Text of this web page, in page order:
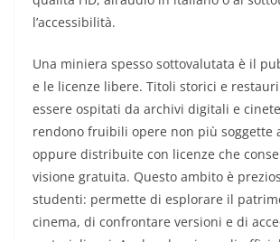
l’accessibilità.
Una miniera spesso sottovalutata è il
e le licenze libere. Titoli storici e
essere ospitati da archivi digitali e
rendono fruibili opere non più soggette
oppure distribuite con licenze che
visione gratuita. Questo ambito è
studenti: permette di esplorare il
cinema, di confrontare versioni e di